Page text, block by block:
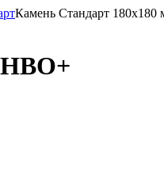
Камень Стандарт